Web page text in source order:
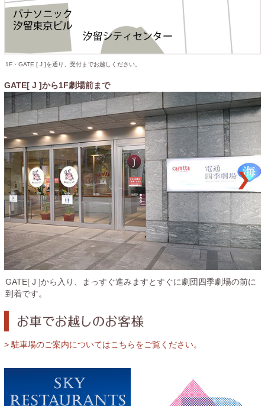
1F・GATE [ J ]を通り、受付までお越しください。
GATE[ J ]から1F劇場前まで
GATE[ J ]から入り、まっすぐ進みますとすぐに劇団四季劇場の前に
到着です。
> 駐車場のご案内についてはこちらをご覧ください。